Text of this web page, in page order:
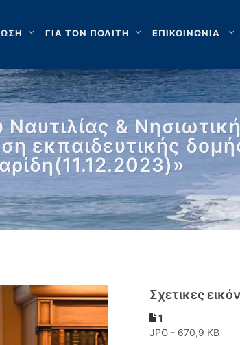
ΓΙΑ ΤΟΝ ΠΟΛΙΤΗ ΕΠΙΚΟΙΝΩΝΙΑ
&
εκπαιδευτικής
Σχετικες
1
JPG - 670,9 KB